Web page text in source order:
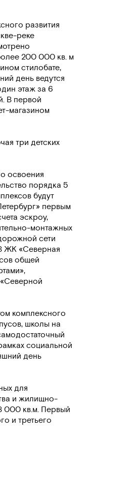
развития
реке
200 000 кв. м
стилобате,
день ведутся
этаж за 6
В первой
магазином
три детских
освоения
порядка 5
будут
первым
эскроу,
монтажных
сети
ЖК «Северная
общей
комплексного
школы на
социальной
день
для
и жилищно-
000 кв.м. Первый
и третьего